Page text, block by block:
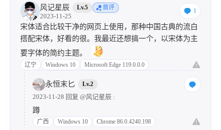
风记星辰 Lv.5 首评
2023-11-25
1
宋体适合比较干净的网页上使用，那种中国古典的流白
搭配宋体，好看的很。我最近还想搞一个，以宋体为主
要字体的简约主题。
辽宁 Windows 10 Microsoft Edge 119.0.0.0
永恒末匕 Lv.2
2023-11-28 回复 @风记星辰 :
蹲
广西 Windows 10 Chrome 86.0.4240.198